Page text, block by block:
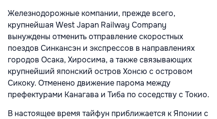
Железнодорожные компании, прежде всего,
крупнейшая West Japan Railway Company
вынуждены отменить отправление скоростных
поездов Синкансэн и экспрессов в направлениях
городов Осака, Хиросима, а также связывающих
крупнейший японский остров Хонсю с островом
Сикоку. Отменено движение парома между
префектурами Канагава и Тиба по соседству с Токио.
В настоящее время тайфун приближается к Японии с